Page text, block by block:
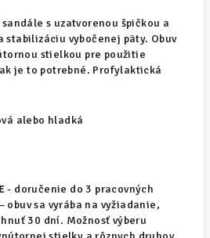
s uzatvorenou špičkou a
stabilizáciu vybočenej päty. Obuv
stielkou pre použitie
je to potrebné. Profylaktická
alebo hladká
- doručenie do 3 pracovných
– obuv sa vyrába na vyžiadanie,
30 dní. Možnosť výberu